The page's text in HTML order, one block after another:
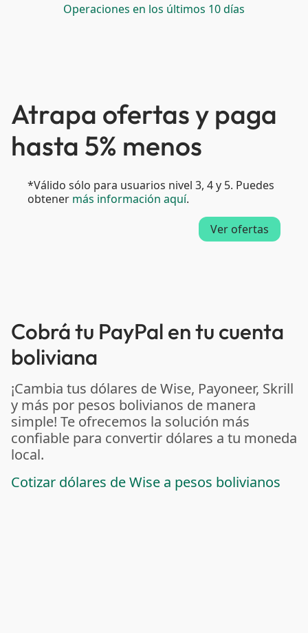
Operaciones en los últimos 10 días
Atrapa ofertas y paga
hasta 5% menos
*Válido sólo para usuarios nivel 3, 4 y 5. Puedes
obtener más información aquí.
Ver ofertas
Cobrá tu PayPal en tu cuenta
boliviana
¡Cambia tus dólares de Wise, Payoneer, Skrill
y más por pesos bolivianos de manera
simple! Te ofrecemos la solución más
confiable para convertir dólares a tu moneda
local.
Cotizar dólares de Wise a pesos bolivianos